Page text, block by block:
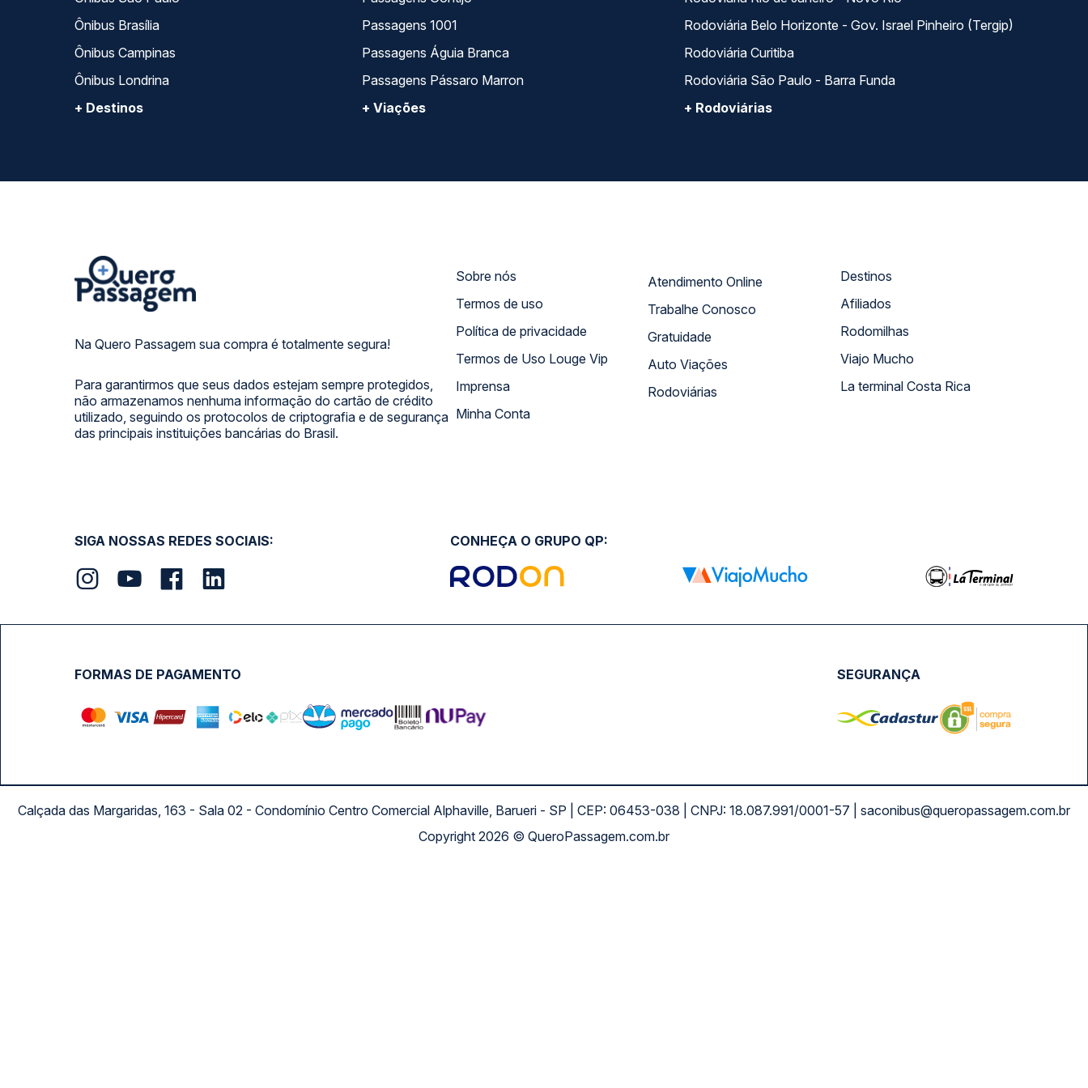
Ônibus Brasília
Ônibus Campinas
Ônibus Londrina
+ Destinos
Passagens 1001
Passagens Águia Branca
Passagens Pássaro Marron
+ Viações
Rodoviária Belo Horizonte - Gov. Israel Pinheiro (Tergip)
Rodoviária Curitiba
Rodoviária São Paulo - Barra Funda
+ Rodoviárias
Na Quero Passagem sua compra é totalmente segura!
Para garantirmos que seus dados estejam sempre protegidos,
não armazenamos nenhuma informação do cartão de crédito
utilizado, seguindo os protocolos de criptografia e de segurança
das principais instituições bancárias do Brasil.
Sobre nós
Termos de uso
Política de privacidade
Termos de Uso Louge Vip
Imprensa
Minha Conta
Atendimento Online
Trabalhe Conosco
Gratuidade
Auto Viações
Rodoviárias
Destinos
Afiliados
Rodomilhas
Viajo Mucho
La terminal Costa Rica
SIGA NOSSAS REDES SOCIAIS: CONHEÇA O GRUPO QP:
FORMAS DE PAGAMENTO SEGURANÇA
Calçada das Margaridas, 163 - Sala 02 - Condomínio Centro Comercial Alphaville, Barueri - SP | CEP: 06453-038 | CNPJ: 18.087.991/0001-57 | saconibus@queropassagem.com.br
Copyright 2026 © QueroPassagem.com.br